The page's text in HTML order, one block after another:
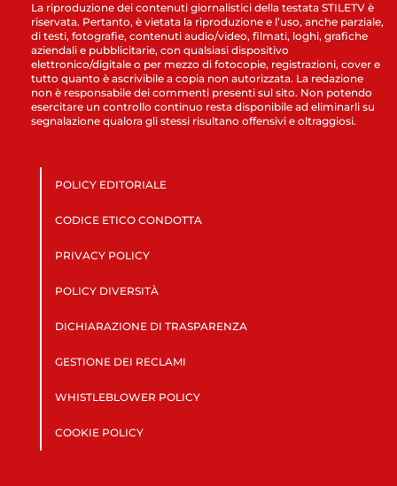
La riproduzione dei contenuti giornalistici della testata STILETV è
riservata. Pertanto, è vietata la riproduzione e l’uso, anche parziale,
di testi, fotografie, contenuti audio/video, filmati, loghi, grafiche
aziendali e pubblicitarie, con qualsiasi dispositivo
elettronico/digitale o per mezzo di fotocopie, registrazioni, cover e
tutto quanto è ascrivibile a copia non autorizzata. La redazione
non è responsabile dei commenti presenti sul sito. Non potendo
esercitare un controllo continuo resta disponibile ad eliminarli su
segnalazione qualora gli stessi risultano offensivi e oltraggiosi.
POLICY EDITORIALE
CODICE ETICO CONDOTTA
PRIVACY POLICY
POLICY DIVERSITÀ
DICHIARAZIONE DI TRASPARENZA
GESTIONE DEI RECLAMI
WHISTLEBLOWER POLICY
COOKIE POLICY